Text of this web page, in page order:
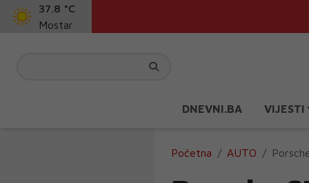
37.8 °C
Mostar
DNEVNI.BA VIJESTI
Početna AUTO